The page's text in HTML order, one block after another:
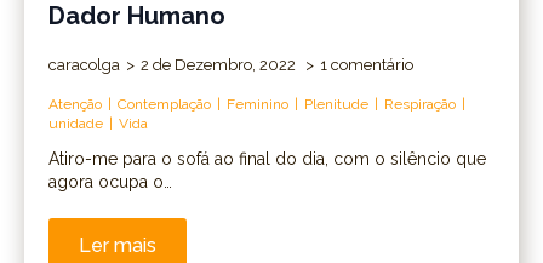
Dador Humano
caracolga 2 de Dezembro, 2022 1 comentário
Atenção Contemplação Feminino Plenitude
Respiração
unidade
Vida
Atiro-me para o sofá ao final do dia, com o silêncio que
agora ocupa o…
Ler mais